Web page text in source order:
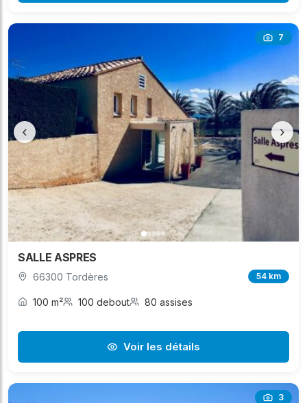
7
‹ ›
SALLE ASPRES
66300 Tordères 54 km
100 m² 100 debout 80 assises
Voir les détails
3